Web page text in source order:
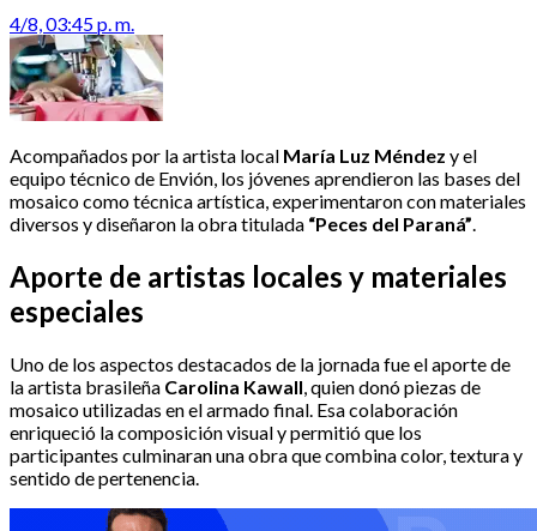
4/8, 03:45 p. m.
Acompañados por la artista local María Luz Méndez y el
equipo técnico de Envión, los jóvenes aprendieron las bases del
mosaico como técnica artística, experimentaron con materiales
diversos y diseñaron la obra titulada “Peces del Paraná”
Aporte de artistas locales y materiales
especiales
Uno de los aspectos destacados de la jornada fue el aporte de
la artista brasileña Carolina Kawall , quien donó piezas de
mosaico utilizadas en el armado final. Esa colaboración
enriqueció la composición visual y permitió que los
participantes culminaran una obra que combina color, textura y
sentido de pertenencia.